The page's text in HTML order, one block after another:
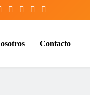
del día
Contacto